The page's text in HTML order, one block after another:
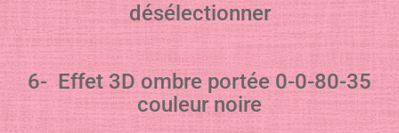
désélectionner
6- Effet 3D ombre portée 0-0-80-35
couleur noire